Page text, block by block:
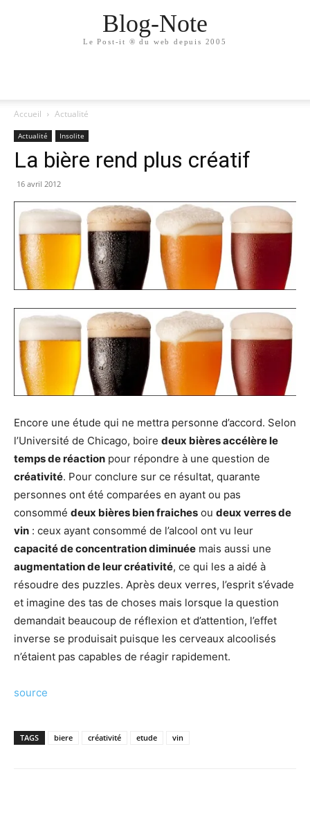
Blog-Note
Le Post-it ® du web depuis 2005
Accueil Actualité
Actualité Insolite
La bière rend plus créatif
16 avril 2012
Encore une étude qui ne mettra personne d’accord. Selon
l’Université de Chicago, boire deux bières accélère le
temps de réaction pour répondre à une question de
créativité. Pour conclure sur ce résultat, quarante
personnes ont été comparées en ayant ou pas
consommé deux bières bien fraiches ou deux verres de
vin : ceux ayant consommé de l’alcool ont vu leur
capacité de concentration diminuée mais aussi une
augmentation de leur créativité, ce qui les a aidé à
résoudre des puzzles. Après deux verres, l’esprit s’évade
et imagine des tas de choses mais lorsque la question
demandait beaucoup de réflexion et d’attention, l’effet
inverse se produisait puisque les cerveaux alcoolisés
n’étaient pas capables de réagir rapidement.
source
TAGS biere créativité etude vin